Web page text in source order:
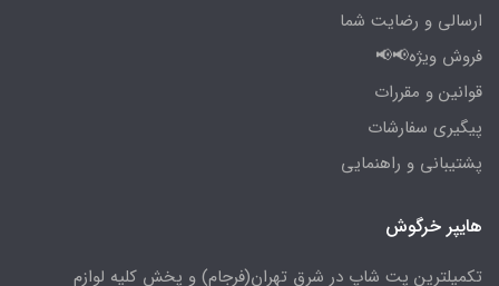
ارسالی و رضایت شما
فروش ویژه📢📢
قوانین و مقررات
پیگیری سفارشات
پشتیبانی و راهنمایی
هایپر خرگوش
تکمیلترین پت شاپ در شرق تهران(فرجام) و پخش کلیه لوازم